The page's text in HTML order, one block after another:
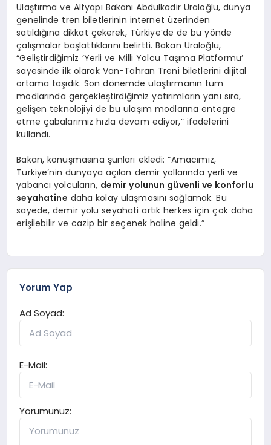
Ulaştırma ve Altyapı Bakanı Abdulkadir Uraloğlu, dünya
genelinde tren biletlerinin internet üzerinden
satıldığına dikkat çekerek, Türkiye’de de bu yönde
çalışmalar başlattıklarını belirtti. Bakan Uraloğlu,
“Geliştirdiğimiz ‘Yerli ve Milli Yolcu Taşıma Platformu’
sayesinde ilk olarak Van-Tahran Treni biletlerini dijital
ortama taşıdık. Son dönemde ulaştırmanın tüm
modlarında gerçekleştirdiğimiz yatırımların yanı sıra,
gelişen teknolojiyi de bu ulaşım modlarına entegre
etme çabalarımız hızla devam ediyor,” ifadelerini
kullandı.
Bakan, konuşmasına şunları ekledi: “Amacımız,
Türkiye’nin dünyaya açılan demir yollarında yerli ve
yabancı yolcuların, demir yolunun güvenli ve konforlu
seyahatine daha kolay ulaşmasını sağlamak. Bu
sayede, demir yolu seyahati artık herkes için çok daha
erişilebilir ve cazip bir seçenek haline geldi.”
Yorum Yap
Ad Soyad:
E-Mail:
Yorumunuz: